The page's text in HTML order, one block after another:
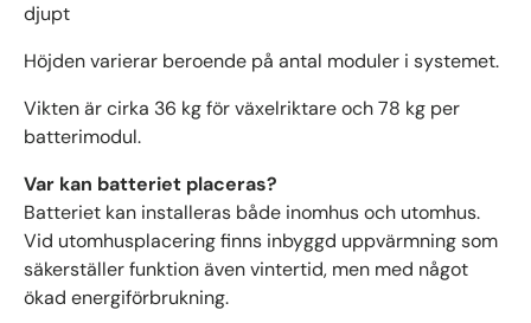
djupt
Höjden varierar beroende på antal moduler i systemet.
Vikten är cirka 36 kg för växelriktare och 78 kg per
batterimodul.
Var kan batteriet placeras?
Batteriet kan installeras både inomhus och utomhus.
Vid utomhusplacering finns inbyggd uppvärmning som
säkerställer funktion även vintertid, men med något
ökad energiförbrukning.